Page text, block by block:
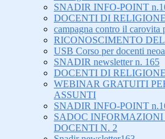
SNADIR INFO-POINT
DOCENTI DI
campagna contro il carovita
RICONOSCIMENTO
USB Corso per docenti
SNADIR newsletter n. 165
DOCENTI DI
WEBINAR GRATUITI
ASSUNTI
SNADIR INFO-POINT
SADOC
DOCENTI N. 2